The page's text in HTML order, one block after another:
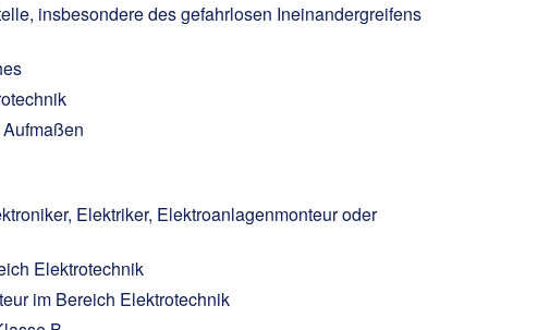
insbesondere des gefahrlosen Ineinandergreifens
Elektriker, Elektroanlagenmonteur oder
Elektrotechnik
im Bereich Elektrotechnik